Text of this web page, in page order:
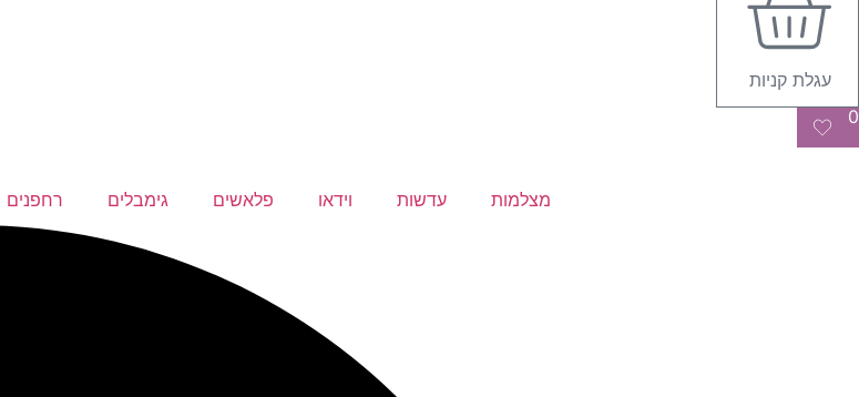
עגלת קניות
0
מצלמות עדשות וידאו פלאשים גימבלים רחפנים